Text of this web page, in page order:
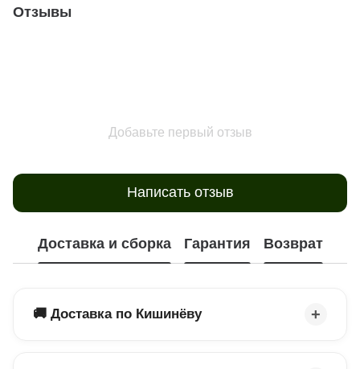
Отзывы
Добавьте первый отзыв
Написать отзыв
Доставка и сборка Гарантия Возврат
🚚 Доставка по Кишинёву